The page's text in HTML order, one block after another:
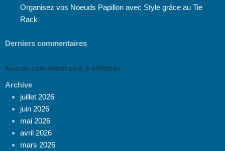
Organisez vos Noeuds Papillon avec Style grâce au Tie
Rack
Derniers commentaires
Aucun commentaire à afficher.
Archive
juillet 2026
juin 2026
mai 2026
avril 2026
mars 2026